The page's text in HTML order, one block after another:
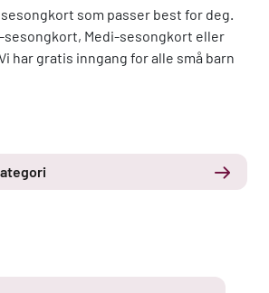
som passer best for deg.
sesongkort, Medi-sesongkort eller
har gratis inngang for alle små barn